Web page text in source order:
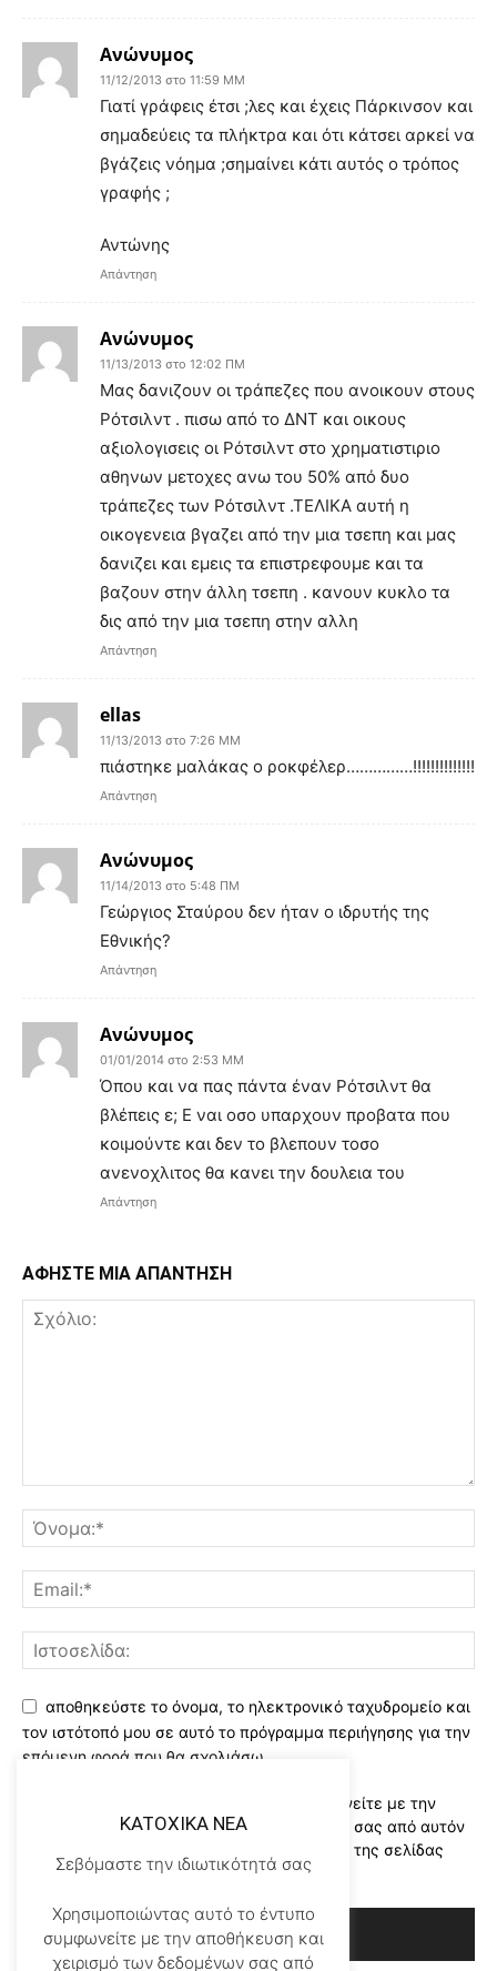
Ανώνυμος
11/12/2013 στο 11:59 ΜΜ
Γιατί γράφεις έτσι ;λες και έχεις Πάρκινσον και
σημαδεύεις τα πλήκτρα και ότι κάτσει αρκεί να
βγάζεις νόημα ;σημαίνει κάτι αυτός ο τρόπος
γραφής ;
Αντώνης
Απάντηση
Ανώνυμος
11/13/2013 στο 12:02 ΠΜ
Μας δανιζουν οι τράπεζες που ανοικουν στους
Ρότσιλντ . πισω από το ΔΝΤ και οικους
αξιολογισεις οι Ρότσιλντ στο χρηματιστιριο
αθηνων μετοχες ανω του 50% από δυο
τράπεζες των Ρότσιλντ .ΤΕΛΙΚΑ αυτή η
οικογενεια βγαζει από την μια τσεπη και μας
δανιζει και εμεις τα επιστρεφουμε και τα
βαζουν στην άλλη τσεπη . κανουν κυκλο τα
δις από την μια τσεπη στην αλλη
Απάντηση
ellas
11/13/2013 στο 7:26 ΜΜ
πιάστηκε μαλάκας ο ροκφέλερ……………!!!!!!!!!!!!!!
Απάντηση
Ανώνυμος
11/14/2013 στο 5:48 ΠΜ
Γεώργιος Σταύρου δεν ήταν ο ιδρυτής της
Εθνικής?
Απάντηση
Ανώνυμος
01/01/2014 στο 2:53 ΜΜ
Όπου και να πας πάντα έναν Ρότσιλντ θα
βλέπεις ε; Ε ναι οσο υπαρχουν προβατα που
κοιμούντε και δεν το βλεπουν τοσο
ανενοχλιτος θα κανει την δουλεια του
Απάντηση
ΑΦΗΣΤΕ ΜΙΑ ΑΠΑΝΤΗΣΗ
αποθηκεύστε το όνομα, το ηλεκτρονικό ταχυδρομείο και
τον ιστότοπό μου σε αυτό το πρόγραμμα περιήγησης για την
επόμενη φορά που θα σχολιάσω.
Χρησιμοποιώντας αυτό το έντυπο συμφωνείτε με την
αποθήκευση και χειρισμό των δεδομένων σας από αυτόν
τον ιστότοπο..Διαβάστε του ορους χρήσης της σελίδας
μας*
KATOXIKA NEA
Σεβόμαστε την ιδιωτικότητά σας
Χρησιμοποιώντας αυτό το έντυπο
συμφωνείτε με την αποθήκευση και
χειρισμό των δεδομένων σας από